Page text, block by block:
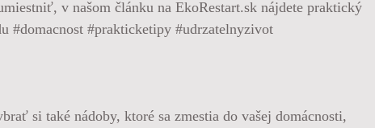
si také nádoby, ktoré sa zmestia do vašej domácnosti,